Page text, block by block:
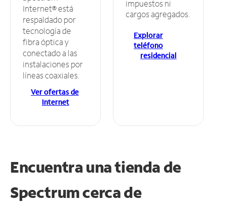
Internet® está
respaldado por
tecnología de
fibra óptica y
conectado a las
instalaciones por
líneas coaxiales.
Ver ofertas de
Internet
impuestos ni
cargos agregados.
Explorar
teléfono
residencial
Encuentra una tienda de
Spectrumcerca de